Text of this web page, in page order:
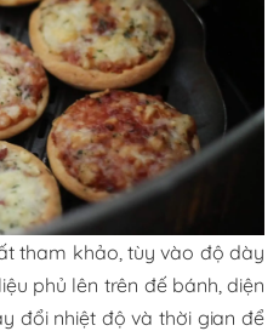
tham khảo, tùy vào độ dày
phủ lên trên đế bánh, diện
đổi nhiệt độ và thời gian để